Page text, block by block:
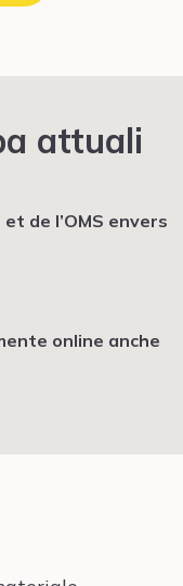
attuali
de l’OMS envers
online anche